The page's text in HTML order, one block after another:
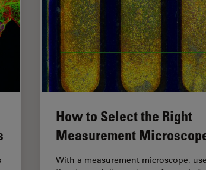
How to Select the Right
Measurement
With a measurement microscope,